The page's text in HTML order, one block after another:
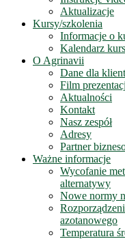
Aktualizacje
Kursy/szkolenia
Informacje o
Kalendarz
O Agrinavii
Dane dla
Film
Aktualności
Kontakt
Nasz zespół
Adresy
Partner
Ważne informacje
Wycofanie
alternatywy
Nowe normy
azotanowego
Temperatura